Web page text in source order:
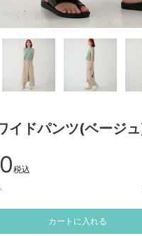
イドパンツ(ベージ
税込
カートに入れる